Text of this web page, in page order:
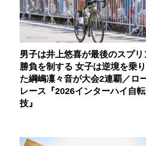
男子は井上悠喜が最後のスプリ
勝負を制する 女子は逆境を乗り
た綱嶋凜々音が大会2連覇／ロ
レース『2026インターハイ自
技』